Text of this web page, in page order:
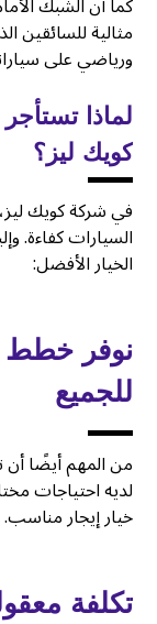
مثالية للسائقين
ورياضي على
لماذا
كويك ليز؟
في شركة كويك
السيارات كفاءة.
الخيار الأفضل:
نوفر خطط
للجميع
من المهم أيضًا
لديه احتياجات
خيار إيجار مناسب.
تكلفة